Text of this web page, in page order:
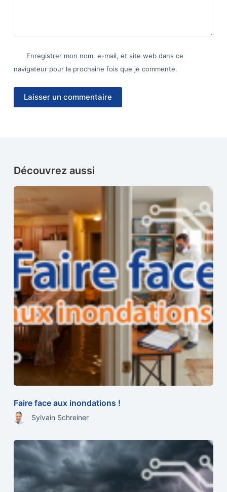
Enregistrer mon nom, e-mail, et site web dans ce
navigateur pour la prochaine fois que je commente.
Laisser un commentaire
Découvrez aussi
Faire face aux inondations !
Sylvain Schreiner